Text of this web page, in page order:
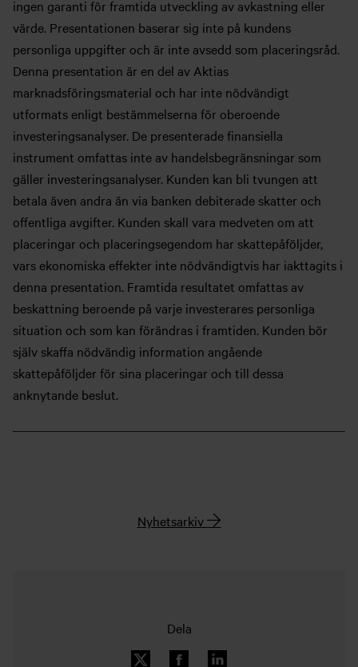
ingen garanti för framtida utveckling av avkastning eller
värde. Presentationen baserar sig inte på kundens
personliga uppgifter och är inte avsedd som placeringsråd.
Denna presentation är en del av Aktias
marknadsföringsmaterial och har inte nödvändigt
utformats enligt bestämmelserna för oberoende
investeringsanalyser. De presenterade finansiella
instrument omfattas inte av handelsbegränsningar som
gäller investeringsanalyser. Kunden kan bli tvungen att
betala även andra än via banken debiterade skatter och
offentliga avgifter. Kunden skall vara medveten om att
placeringar och placeringsegendom har skattepåföljder,
vars ekonomiska effekter inte nödvändigtvis har iakttagits i
denna presentation. Framtida resultatet omfattas av
beskattning beroende på varje investerares personliga
situation och som kan förändras i framtiden. Kunden bör
själv skaffa nödvändig information angående
skattepåföljder för sina placeringar och till dessa
anknytande beslut.
Nyhetsarkiv
Dela